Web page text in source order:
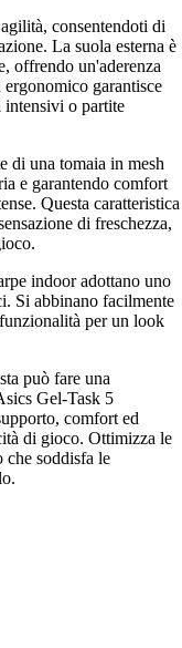
consentendoti di
La suola esterna è
offrendo un'aderenza
garantisce
intensivi o partite
di una tomaia in mesh
e garantendo comfort
Questa caratteristica
di freschezza,
indoor adottano uno
Si abbinano facilmente
per un look
può fare una
Gel-Task 5
comfort ed
di gioco. Ottimizza le
che soddisfa le